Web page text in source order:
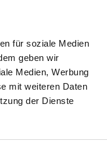
für soziale Medien
geben wir
Medien, Werbung
mit weiteren Daten
der Dienste